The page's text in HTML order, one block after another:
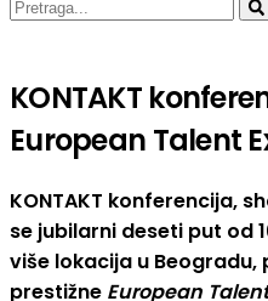
KONTAKT
European Talent
KONTAKT konferencija,
se jubilarni deseti put od
više lokacija u Beogradu,
prestižne European